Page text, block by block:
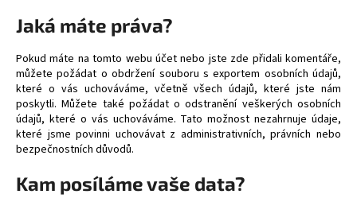
Jaká máte práva?
Pokud máte na tomto webu účet nebo jste zde přidali komentáře,
můžete požádat o obdržení souboru s exportem osobních údajů,
které o vás uchováváme, včetně všech údajů, které jste nám
poskytli. Můžete také požádat o odstranění veškerých osobních
údajů, které o vás uchováváme. Tato možnost nezahrnuje údaje,
které jsme povinni uchovávat z administrativních, právních nebo
bezpečnostních důvodů.
Kam posíláme vaše data?